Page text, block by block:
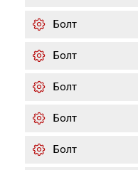
Болт
Болт
Болт
Болт
Болт